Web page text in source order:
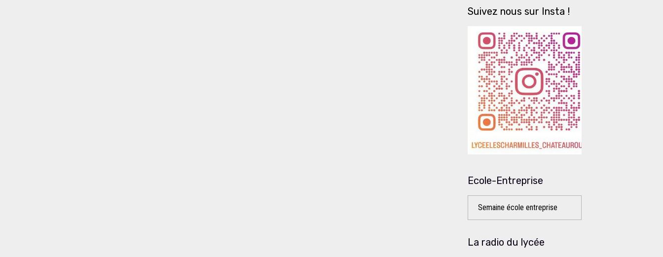
Suivez nous sur Insta !
Ecole-Entreprise
Semaine école entreprise
La radio du lycée